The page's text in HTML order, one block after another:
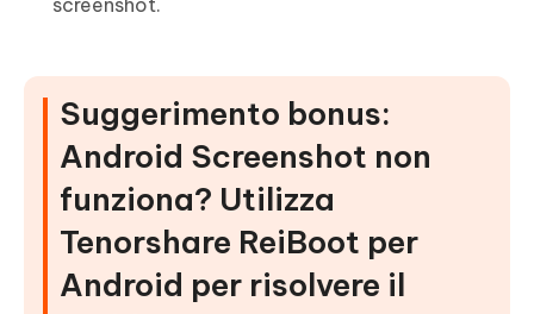
screenshot.
Suggerimento bonus:
Android Screenshot non
funziona? Utilizza
Tenorshare ReiBoot per
Android per risolvere il